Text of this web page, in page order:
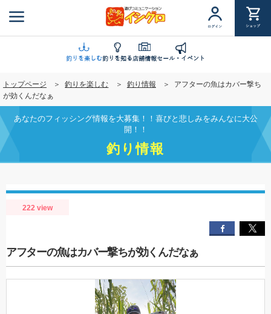
ン
ツ
移
動
ログイン ショップ
釣りを楽しむ釣りを知る店舗情報セール・イベント
トップページ 釣りを楽しむ 釣り情報
アフターの魚はカバー撃ち
が効くんだなぁ
あなたのフィッシング情報を大募集！！喜びと悲しみをみんなに大公
開！！
釣り情報
222 view
アフターの魚はカバー撃ちが効くんだなぁ